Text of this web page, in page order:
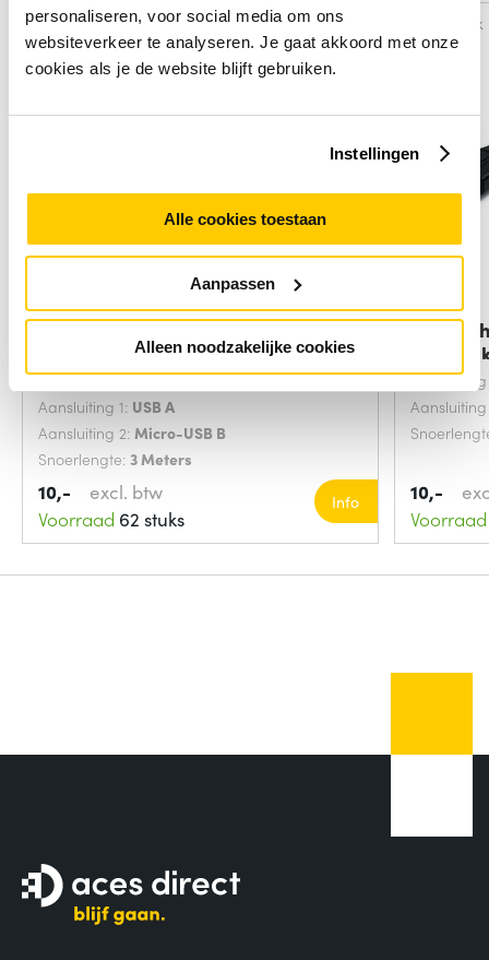
personaliseren, voor social media om ons
websiteverkeer te analyseren. Je gaat akkoord met onze
cookies als je de website blijft gebruiken.
Instellingen
Alle cookies toestaan
Aanpassen
Alleen noodzakelijke cookies
Vergelijk
Microconnect USBABMICRO3G
USB-kabel USB
USB-versie:USB 2.0
Aansluiting 1: USB A
Aansluiting 2: Micro-USB B
Snoerlengte: 3 Meters
10,-
excl. btw
Voorraad 62 stuks
Info
Vergelijk
10,-
Voorraad